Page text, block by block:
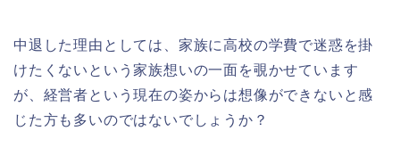
中退した理由としては、家族に高校の学費で迷惑を掛
けたくないという家族想いの一面を覗かせています
が、経営者という現在の姿からは想像ができないと感
じた方も多いのではないでしょうか？